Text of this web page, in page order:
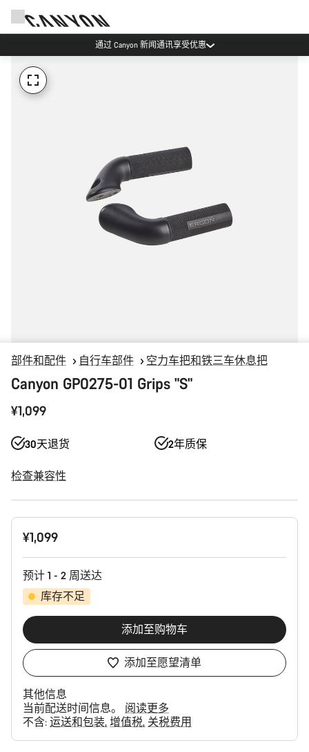
通过 Canyon 新闻通讯享受优惠
部件和配件 自行车部件 空力车把和铁三车休息把
Canyon GP0275-01 Grips "S"
¥1,099
30天退货 2年质保
检查兼容性
产
¥1,099
预计 1 - 2 周送达
库存不足
添加至购物车
添加至愿望清单
其他信息
当前配送时间信息。 阅读更多
不含: 运送和包装 增值税 关税费用